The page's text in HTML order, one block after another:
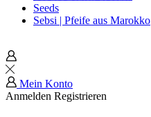
Seeds
Sebsi | Pfeife aus Marokko
Mein Konto
Anmelden Registrieren